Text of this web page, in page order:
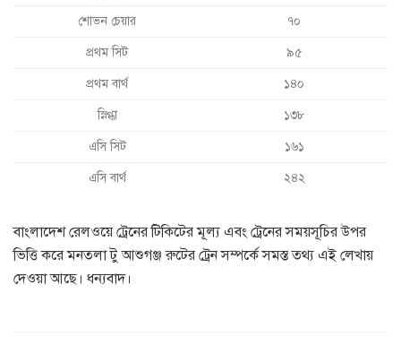
শোভন চেয়ার ৭০
প্রথম সিট ৯৫
প্রথম বার্থ ১৪০
স্নিগ্ধা ১৩৮
এসি সিট ১৬১
এসি বার্থ ২৪২
বাংলাদেশ রেলওয়ে ট্রেনের টিকিটের মূল্য এবং ট্রেনের সময়সূচির উপর
ভিত্তি করে মনতলা টু আশুগঞ্জ রুটের ট্রেন সম্পর্কে সমস্ত তথ্য এই লেখায়
দেওয়া আছে। ধন্যবাদ।